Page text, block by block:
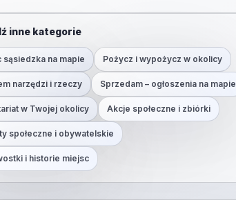
inne kategorie
sąsiedzka na mapie Pożycz i wypożycz w okolicy
narzędzi i rzeczy Sprzedam – ogłoszenia na mapie
w Twojej okolicy Akcje społeczne i zbiórki
społeczne i obywatelskie
i historie miejsc